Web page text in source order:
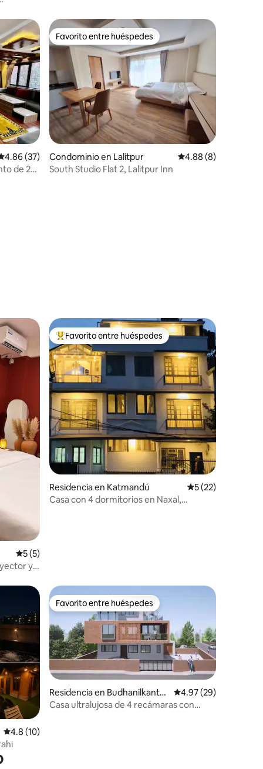
promedio: 4.86 de 5; 37 evaluaciones
4.86 (37)
de 2
Favorito entre huéspedes
Favorito entre huéspedes
Condominio en Lalitpur Calificación
4.88 (8)
South Studio Flat 2, Lalitpur Inn
Calificación promedio: 5 de 5; 5 evaluaciones
5 (5)
y
De los mejores en Favorito entre huéspedes
Favorito entre huéspedes
Residencia en Katmandú Calificación
5 (22)
Casa con 4 dormitorios en Naxal,
Calificación promedio: 4.8 de 5; 10 evaluaciones
4.8 (10)
Favorito entre huéspedes
Favorito entre huéspedes
Residencia en Budhanilkanth
a
Calificación
4.97 (29)
Casa ultralujosa de 4 recámaras con